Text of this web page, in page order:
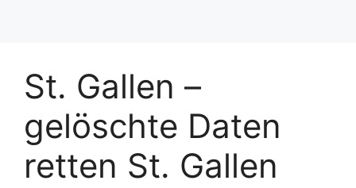
St. Gallen –
gelöschte Daten
retten St. Gallen